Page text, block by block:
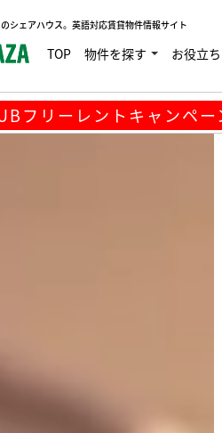
シェアハウス。英語対応賃貸物件情報サイト
TOP 物件を探す お役立
フリーレントキャンペー